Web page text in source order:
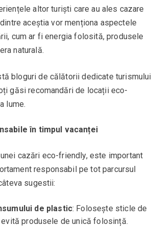
altor turiști care au ales cazare
aceștia vor menționa aspectele
cum ar fi energia folosită, produsele
naturală.
bloguri de călătorii dedicate turismului
găsi recomandări de locații eco-
lume.
în timpul vacanței
cazări eco-friendly, este important
responsabil pe tot parcursul
sugestii:
de plastic: Folosește sticle de
produsele de unică folosință.